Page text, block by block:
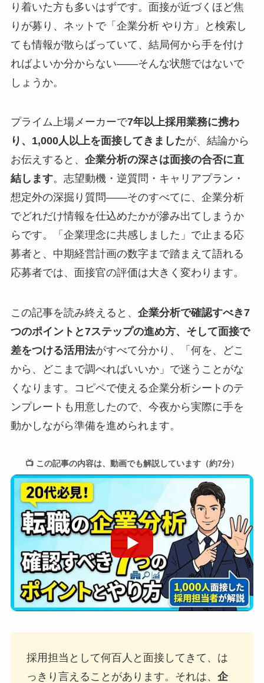
り着いた方も多いはずです。面接が近づくほど焦
りが募り、ネットで「企業分析 やり方」と検索し
ても情報が散らばっていて、結局何から手を付け
ればよいか分からない——そんな状態ではないで
しょうか。
プライム上場メーカーで7年以上採用業務に携わ
り、1,000人以上を面接してきましたが、結論から
お伝えすると、 企業分析の深さは面接の合否に直
結します。志望動機・逆質問・キャリアプラン・
想定外の深掘り質問——そのすべてに、企業分析
でどれだけ情報を仕込めたかが滲み出てしまうか
らです。「企業理念に共感しました」で止まる応
募者と、中期経営計画の数字まで踏まえて語れる
応募者では、面接官の評価は大きく変わります。
この記事を読み終えると、 企業分析で確認すべき7
つのポイントと7ステップの進め方、そして面接で
差をつける活用法がすべて分かり、「何を、どこ
から、どこまで調べればいいか」で迷うことがな
くなります。コピペで使える企業分析シートのテ
ンプレートも用意したので、今夜から実際に手を
動かしながら準備を進められます。
📺 この記事の内容は、動画でも解説しています（約7分）
採用担当として何百人と面接してきて、は
っきり言えることがあります。それは、 企